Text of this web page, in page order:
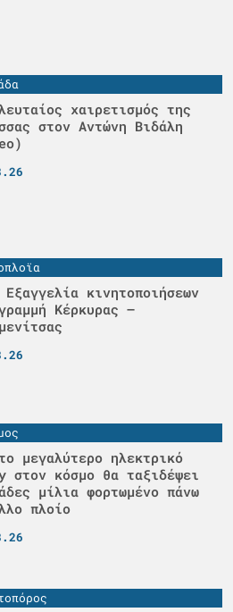
χαιρετισμός της
στον Αντώνη Βιδάλη
κινητοποιήσεων
Κέρκυρας –
μεγαλύτερο ηλεκτρικό
στον κόσμο θα ταξιδέψει
μίλια φορτωμένο πάνω
πλοίο